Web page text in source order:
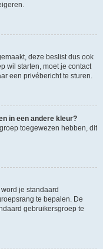
deze beslist dus ook
wil starten, moet je contact
een privébericht te sturen.
in een andere kleur?
toegewezen hebben, dit
je standaard
te bepalen. De
gebruikersgroep te